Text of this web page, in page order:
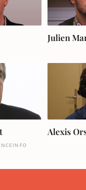
Julien
Alexis